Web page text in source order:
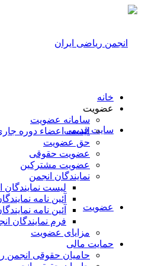
سایت قدیمی
عضویت
خانه
عضویت
سامانه عضویت
لیست اعضاء دوره
حق عضویت
عضویت حقوقی
عضویت مشترکین
نمایندگان انجمن
لیست نمایندگان
آئین نامه
آئین نامه
فرم نمایندگان
مزایای عضویت
حمایت مالی
حامیان حقوقی انجمن